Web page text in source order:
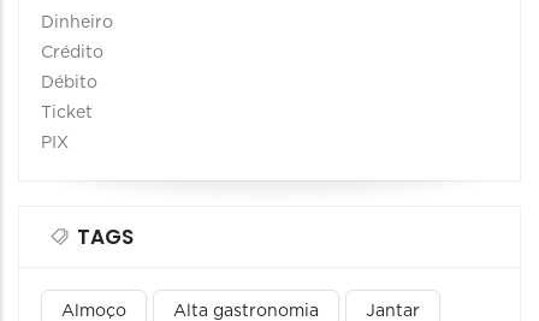
Dinheiro
Crédito
Débito
Ticket
PIX
TAGS
Almoço Alta gastronomia Jantar